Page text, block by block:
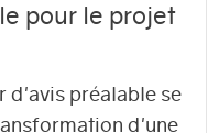
pour le projet
d'avis préalable se
d'une